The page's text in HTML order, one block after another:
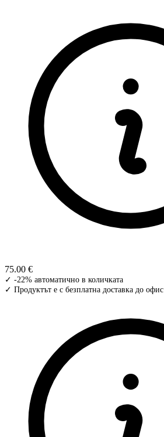
75.00 €
✓ -22% автоматично в количката
✓ Продуктът е с безплатна доставка до офис